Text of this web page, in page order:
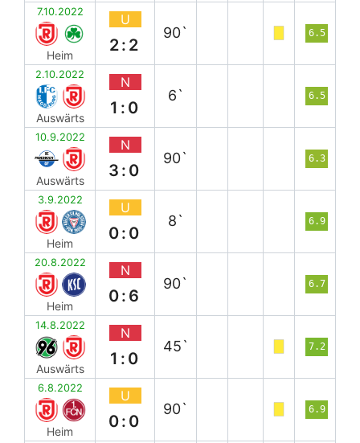
7.10.2022
Heim
U
2:2
90` 6.5
2.10.2022
Auswärts
N
1:0
6` 6.5
10.9.2022
Auswärts
N
3:0
90` 6.3
3.9.2022
Heim
U
0:0
8` 6.9
20.8.2022
Heim
N
0:6
90` 6.7
14.8.2022
Auswärts
N
1:0
45` 7.2
6.8.2022
Heim
U
0:0
90` 6.9